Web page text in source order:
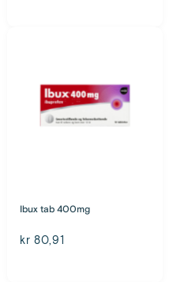
Ibux tab 400mg
kr 80,91